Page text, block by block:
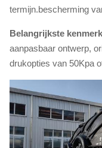
termijn.bescherming
Belangrijkste
aanpasbaar ontwerp,
drukopties van 50Kpa